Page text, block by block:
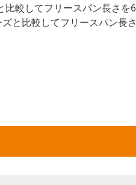
比較してフリースパン長さを
ズと比較してフリースパン長